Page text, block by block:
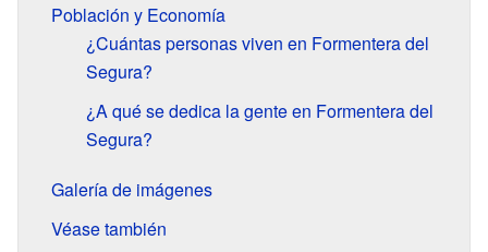
Población y Economía
¿Cuántas personas viven en Formentera del
Segura?
¿A qué se dedica la gente en Formentera del
Segura?
Galería de imágenes
Véase también